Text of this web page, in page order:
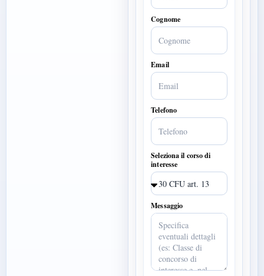
Cognome
Email
Telefono
Seleziona il corso di
interesse
Messaggio